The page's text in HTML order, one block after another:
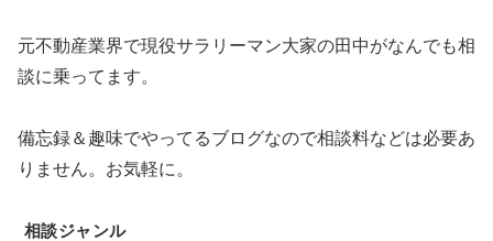
元不動産業界で現役サラリーマン大家の田中がなんでも相
談に乗ってます。
備忘録＆趣味でやってるブログなので相談料などは必要あ
りません。お気軽に。
相談ジャンル